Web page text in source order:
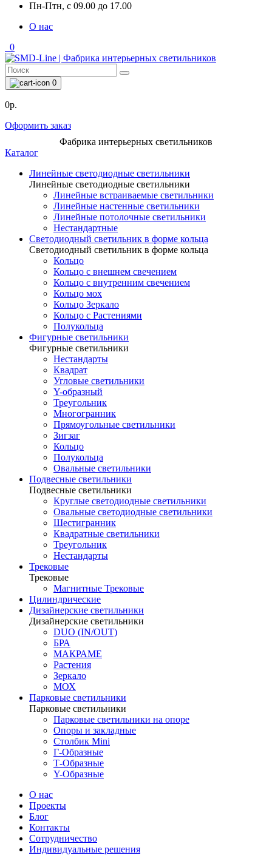
Пн-Птн, с 09.00 до 17.00
О нас
0
0
0р.
Оформить заказ
Фабрика интерьерных светильников
Каталог
Линейные светодиодные светильники
Линейные светодиодные светильники
Линейные встраиваемые светильники
Линейные настенные светильники
Линейные потолочные светильники
Нестандартные
Светодиодный светильник в форме кольца
Светодиодный светильник в форме кольца
Кольцо
Кольцо с внешнем свечением
Кольцо с внутренним свечением
Кольцо мох
Кольцо Зеркало
Кольцо с Растениями
Полукольца
Фигурные светильники
Фигурные светильники
Нестандарты
Квадрат
Угловые светильники
Y-образный
Треугольник
Многогранник
Прямоугольные светильники
Зигзаг
Кольцо
Полукольца
Овальные светильники
Подвесные светильники
Подвесные светильники
Круглые светодиодные светильники
Овальные светодиодные светильники
Шестигранник
Квадратные светильники
Треугольник
Нестандарты
Трековые
Трековые
Магнитные Трековые
Цилиндрические
Дизайнерские светильники
Дизайнерские светильники
DUO (IN/OUT)
БРА
МАКРАМЕ
Растения
Зеркало
МОХ
Парковые светильники
Парковые светильники
Парковые светильники на опоре
Опоры и закладные
Столбик Mini
Г-Образные
Т-Образные
Y-Образные
О нас
Проекты
Блог
Контакты
Сотрудничество
Индивидуальные решения